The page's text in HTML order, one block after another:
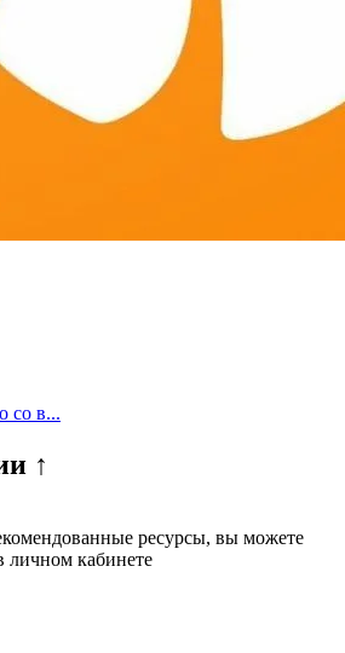
со в...
↑
ресурсы, вы можете
личном кабинете